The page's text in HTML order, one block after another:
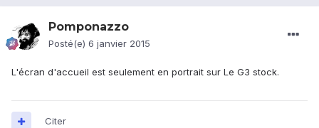
Pomponazzo
Posté(e) 6 janvier 2015
L'écran d'accueil est seulement en portrait sur Le G3 stock.
Citer